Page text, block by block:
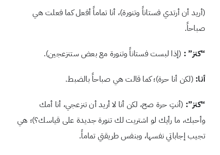
(أريد أن أرتدي فستاناً وتنورة)، أنا تماماً أفعل كما فعلت هي
صباحاً.
“كنز” : (إذا لبست فستاناً وتنورة مع بعض ستنزعجين).
أنا: (لكن أنا حرة)؛ كما قالت هي صباحاً بالضبط.
“كنز”: (أنتِ حرة صح، لكن أنا لا أريد أن تنزعجي، أنا أمك
وأحبك، ما رأيك لو اشتريت لك تنورة جديدة على قياسك؟)؛ هي
تجيب إجاباتي نفسها، وبنفس طريقتي تماماً.